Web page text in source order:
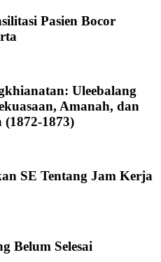
Pasien Bocor
Uleebalang
Amanah, dan
(1872-1873)
SE Tentang Jam Kerja
Belum Selesai